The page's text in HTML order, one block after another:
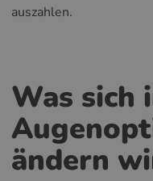
auszahlen.
Was sich
ändern